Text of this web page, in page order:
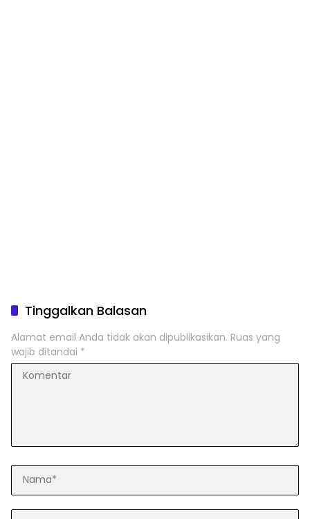
Tinggalkan Balasan
Alamat email Anda tidak akan dipublikasikan. Ruas yang
wajib ditandai *